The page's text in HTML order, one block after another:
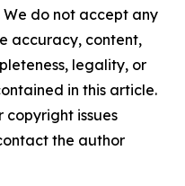
do not accept any
accuracy, content,
legality, or
in this article.
copyright issues
the author